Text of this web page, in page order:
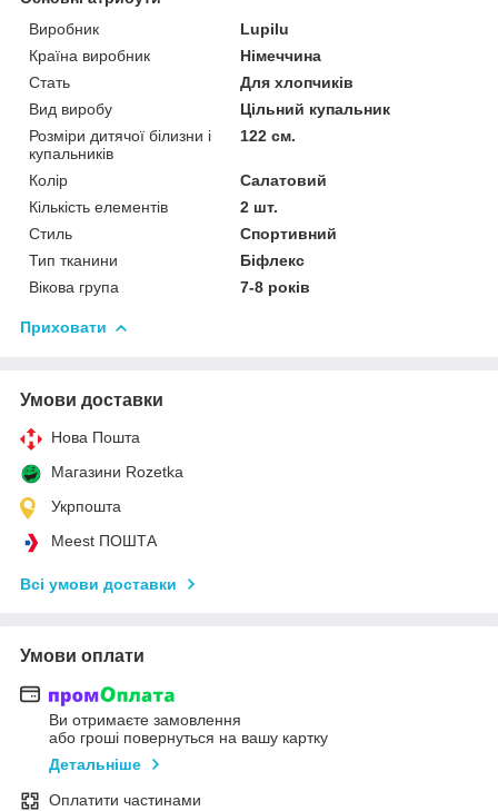
Виробник
Lupilu
Країна виробник
Німеччина
Стать
Для хлопчиків
Вид виробу
Цільний купальник
Розміри дитячої білизни і
купальників
122 см.
Колір
Салатовий
Кількість елементів
2 шт.
Стиль
Спортивний
Тип тканини
Біфлекс
Вікова група
7-8 років
Приховати
Умови доставки
Нова Пошта
Магазини Rozetka
Укрпошта
Meest ПОШТА
Всі умови доставки
Умови оплати
Ви отримаєте замовлення
або гроші повернуться на вашу картку
Детальніше
Оплатити частинами